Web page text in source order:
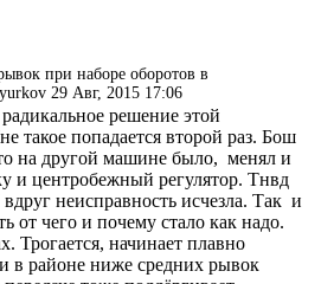
при наборе оборотов в
29 Авг, 2015 17:06
радикальное решение этой
такое попадается второй раз. Бош
на другой машине было, менял и
и центробежный регулятор. Тнвд
неисправность исчезла. Так и
от чего и почему стало как надо.
Трогается, начинает плавно
в районе ниже средних рывок